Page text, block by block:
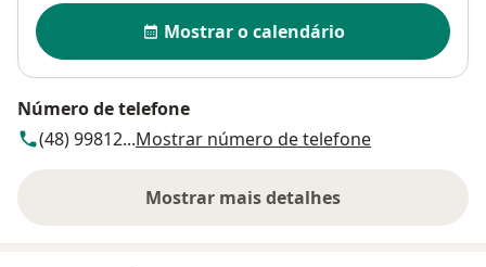
Disponibilidade
Mostrar o calendário
Número de telefone
(48) 99812...Mostrar número de telefone
Mostrar mais detalhes
sobre o endereço